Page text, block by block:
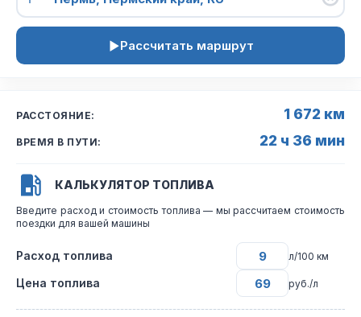
Рассчитать маршрут
РАССТОЯНИЕ: 1 672 км
ВРЕМЯ В ПУТИ: 22 ч 36 мин
КАЛЬКУЛЯТОР ТОПЛИВА
Введите расход и стоимость топлива — мы рассчитаем стоимость
поездки для вашей машины
Расход топлива л/100 км
Цена топлива руб./л